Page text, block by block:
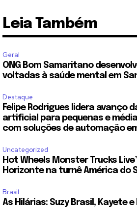
Leia Também
Geral
ONG Bom Samaritano
voltadas à saúde mental em
Destaque
Felipe Rodrigues lidera avanço
artificial para pequenas e
com soluções de automação
Uncategorized
Hot Wheels Monster Trucks
Horizonte na turnê América do
Brasil
As Hilárias: Suzy Brasil, Kayete e